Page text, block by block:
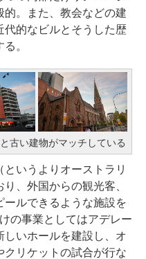
的。また、教会などの建
代的なビルとそうした歴
。
古い建物がマッチしている
いうよりオーストラリ
、外国からの観光客、
ールできるような施設を
の事業としてはアデレー
しいホールを建設し、オ
クリケットの試合が行な